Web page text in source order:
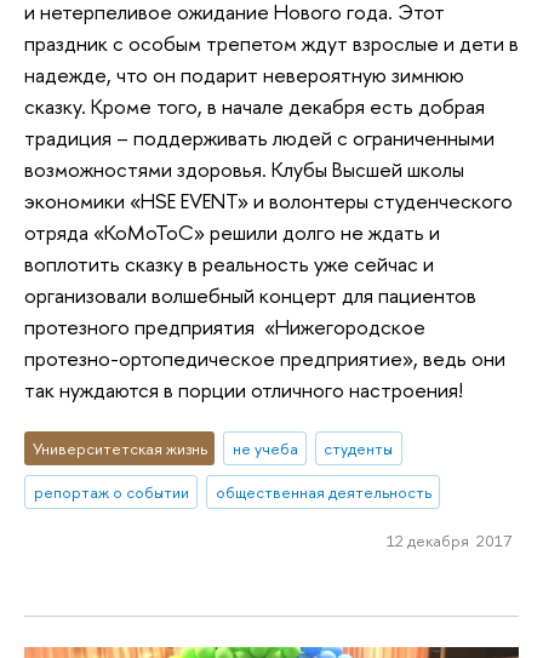
и нетерпеливое ожидание Нового года. Этот
праздник с особым трепетом ждут взрослые и дети в
надежде, что он подарит невероятную зимнюю
сказку. Кроме того, в начале декабря есть добрая
традиция – поддерживать людей с ограниченными
возможностями здоровья. Клубы Высшей школы
экономики «HSE EVENT» и волонтеры студенческого
отряда «КоМоТоС» решили долго не ждать и
воплотить сказку в реальность уже сейчас и
организовали волшебный концерт для пациентов
протезного предприятия «Нижегородское
протезно-ортопедическое предприятие», ведь они
так нуждаются в порции отличного настроения!
Университетская жизнь не учеба
студенты
репортаж о событии
общественная деятельность
12 декабря 2017